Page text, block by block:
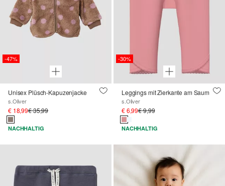
-47%
Unisex Plüsch-Kapuzenjacke
s.Oliver
€ 18,99€ 35,99
NACHHALTIG
-30%
Leggings mit Zierkante am Saum
s.Oliver
€ 6,99€ 9,99
NACHHALTIG